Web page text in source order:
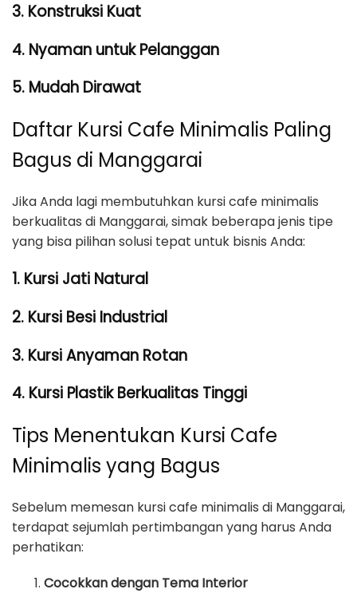
3. Konstruksi Kuat
4. Nyaman untuk Pelanggan
5. Mudah Dirawat
Daftar Kursi Cafe Minimalis Paling
Bagus di Manggarai
Jika Anda lagi membutuhkan kursi cafe minimalis
berkualitas di Manggarai, simak beberapa jenis tipe
yang bisa pilihan solusi tepat untuk bisnis Anda:
1. Kursi Jati Natural
2. Kursi Besi Industrial
3. Kursi Anyaman Rotan
4. Kursi Plastik Berkualitas Tinggi
Tips Menentukan Kursi Cafe
Minimalis yang Bagus
Sebelum memesan kursi cafe minimalis di Manggarai,
terdapat sejumlah pertimbangan yang harus Anda
perhatikan:
Cocokkan dengan Tema Interior